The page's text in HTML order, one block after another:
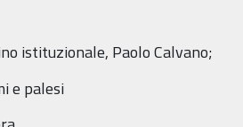
istituzionale, Paolo Calvano;
e palesi